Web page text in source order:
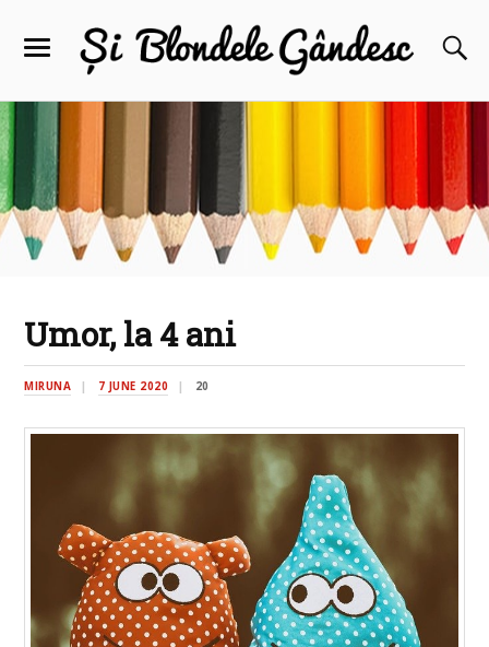
Umor, la 4 ani
MIRUNA 7 JUNE 2020 20